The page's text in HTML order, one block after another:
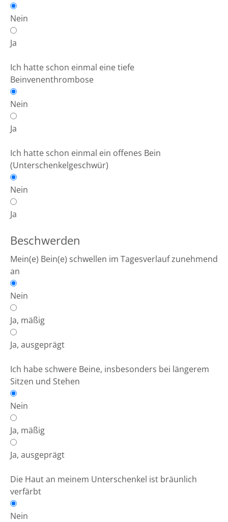
Nein
Ja
Ich hatte schon einmal eine tiefe
Beinvenenthrombose
Nein
Ja
Ich hatte schon einmal ein offenes Bein
(Unterschenkelgeschwür)
Nein
Ja
Beschwerden
Mein(e) Bein(e) schwellen im Tagesverlauf zunehmend
an
Nein
Ja, mäßig
Ja, ausgeprägt
Ich habe schwere Beine, insbesonders bei längerem
Sitzen und Stehen
Nein
Ja, mäßig
Ja, ausgeprägt
Die Haut an meinem Unterschenkel ist bräunlich
verfärbt
Nein